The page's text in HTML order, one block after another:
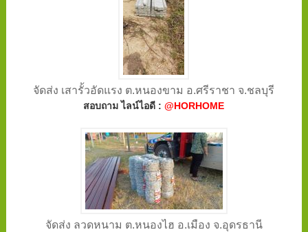
จัดส่ง เสารั้วอัดแรง ต.หนองขาม อ.ศรีราชา จ.ชลบุรี
สอบถาม ไลน์ไอดี :@HORHOME
จัดส่ง ลวดหนาม ต.หนองไฮ อ.เมือง จ.อุดรธานี